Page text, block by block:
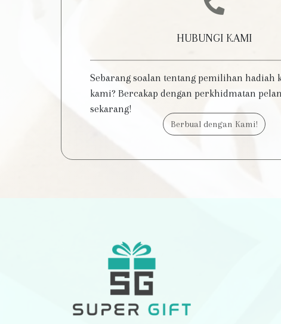
HUBUNGI KAMI
Sebarang soalan tentang pemilihan hadiah
kami? Bercakap dengan perkhidmatan
sekarang!
Berbual dengan Kami!